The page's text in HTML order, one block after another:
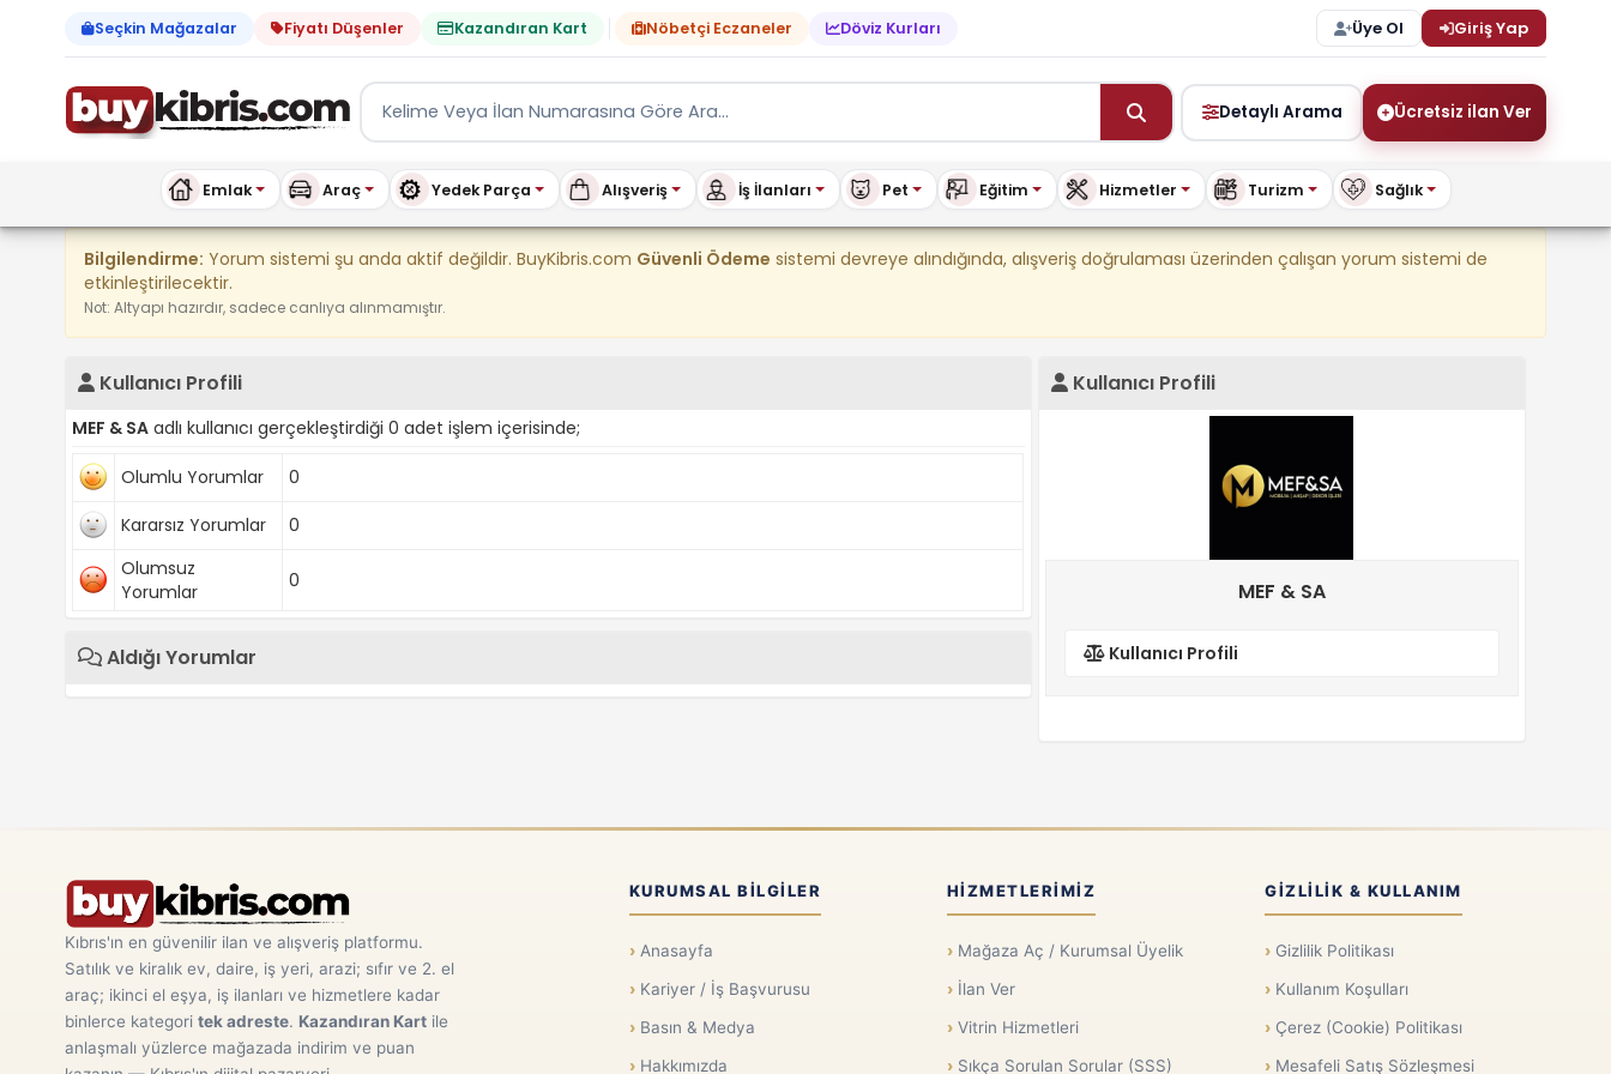
Seçkin Mağazalar Fiyatı Düşenler Kazandıran Kart Nöbetçi Eczaneler Döviz Kurları Üye Ol Giriş Yap
Detaylı Arama Ücretsiz ilan Ver
Emlak Araç Yedek Parça Alışveriş İş İlanları Pet Eğitim Hizmetler Turizm Sağlık
Kıbrıs İlan Platformu | Satılık & Kiralık Ev, Araç, Eşya ve Daha Fazlası –
Bilgilendirme: Yorum sistemi şu anda aktif değildir. BuyKibris.com Güvenli Ödeme sistemi devreye alındığında, alışveriş doğrulaması üzerinden çalışan yorum sistemi de
etkinleştirilecektir.
Not: Altyapı hazırdır, sadece canlıya alınmamıştır.
Kullanıcı Profili
MEF & SAadlı kullanıcı gerçekleştirdiği 0 adet işlem içerisinde;
Olumlu Yorumlar
0
Kararsız Yorumlar
0
Olumsuz
Yorumlar
0
Aldığı Yorumlar
Kullanıcı Profili
MEF & SA
Kullanıcı Profili
Kıbrıs'ın en güvenilir ilan ve alışveriş platformu.
Satılık ve kiralık ev, daire, iş yeri, arazi; sıfır ve 2. el
araç; ikinci el eşya, iş ilanları ve hizmetlere kadar
binlerce kategori tek adreste. Kazandıran Kartile
anlaşmalı yüzlerce mağazada indirim ve puan
KURUMSAL BILGILER
Anasayfa
Kariyer / İş Başvurusu
Basın & Medya
Hakkımızda
HIZMETLERIMIZ
Mağaza Aç / Kurumsal Üyelik
İlan Ver
Vitrin Hizmetleri
Sıkça Sorulan Sorular (SSS)
GIZLILIK & KULLANIM
Gizlilik Politikası
Kullanım Koşulları
Çerez (Cookie) Politikası
Mesafeli Satış Sözleşmesi